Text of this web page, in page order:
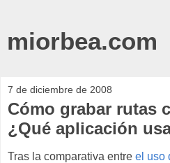
miorbea.com
7 de diciembre de 2008
Cómo grabar rutas
¿Qué aplicación
Tras la comparativa entre el uso